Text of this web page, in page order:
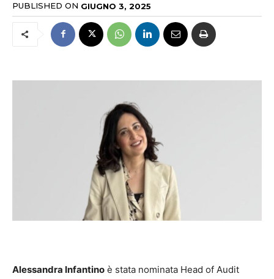
PUBLISHED ON GIUGNO 3, 2025
Alessandra Infantino è stata nominata Head of Audit